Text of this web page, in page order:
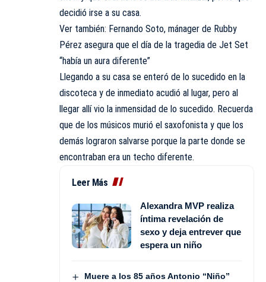
decidió irse a su casa.
Ver también: Fernando Soto, mánager de Rubby
Pérez asegura que el día de la tragedia de Jet Set
“había un aura diferente”
Llegando a su casa se enteró de lo sucedido en la
discoteca y de inmediato acudió al lugar, pero al
llegar allí vio la inmensidad de lo sucedido. Recuerda
que de los músicos murió el saxofonista y que los
demás lograron salvarse porque la parte donde se
encontraban era un techo diferente.
Leer Más
Alexandra MVP realiza
íntima revelación de
sexo y deja entrever que
espera un niño
Muere a los 85 años Antonio “Niño”